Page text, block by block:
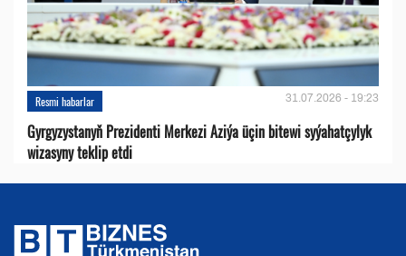
Resmi habarlar 31.07.2026 - 19:23
Gyrgyzystanyň Prezidenti Merkezi Aziýa üçin bitewi syýahatçylyk
wizasyny teklip etdi